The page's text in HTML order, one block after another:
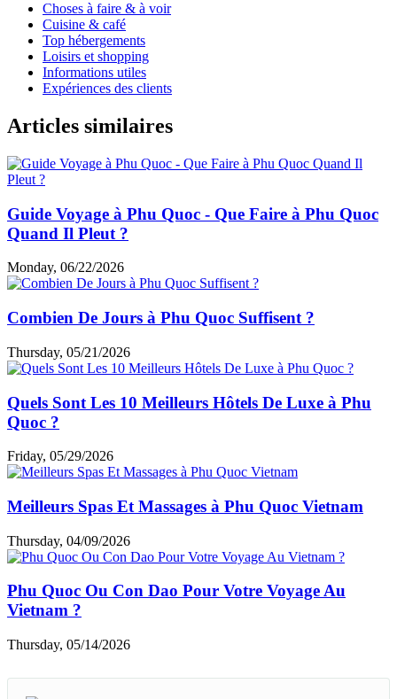
Choses à faire & à voir
Cuisine & café
Top hébergements
Loisirs et shopping
Informations utiles
Expériences des clients
Articles similaires
Guide Voyage à Phu Quoc - Que Faire à Phu Quoc
Quand Il Pleut ?
Monday, 06/22/2026
Combien De Jours à Phu Quoc Suffisent ?
Thursday, 05/21/2026
Quels Sont Les 10 Meilleurs Hôtels De Luxe à Phu
Quoc ?
Friday, 05/29/2026
Meilleurs Spas Et Massages à Phu Quoc Vietnam
Thursday, 04/09/2026
Phu Quoc Ou Con Dao Pour Votre Voyage Au
Vietnam ?
Thursday, 05/14/2026